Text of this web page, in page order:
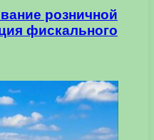
розничной
фискального